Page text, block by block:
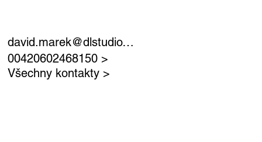
00420602468150 >
david.marek@dlstudio.cz >
Všechny kontakty >